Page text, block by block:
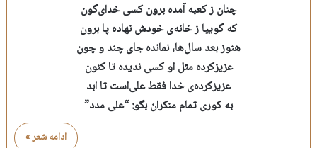
چنان ز کعبه آمده برون کسی خدای‌گون
که گوییا ز خانه‌ی خودش نهاده پا برون
هنوز بعد سال‌ها، نمانده جای چند و چون
عزیزکرده مثل او کسی ندیده تا کنون
عزیزکرده‌ی خدا فقط علی‌است تا ابد
به کوری تمام منکران بگو: “علی مدد”
ادامه شعر »